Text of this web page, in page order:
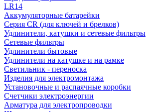
LR14
Аккумуляторные батарейки
Серия CR (для ключей и брелков)
Удлинители, катушки и сетевые фильтры
Сетевые фильтры
Удлинители бытовые
Удлинители на катушке и на рамке
Светильник - переноска
Изделия для электромонтажа
Установочные и распаячные коробки
Счетчики электроэнергии
Арматура для электропроводки